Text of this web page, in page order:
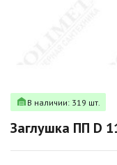
В наличии: 319 шт.
Заглушка ПП D